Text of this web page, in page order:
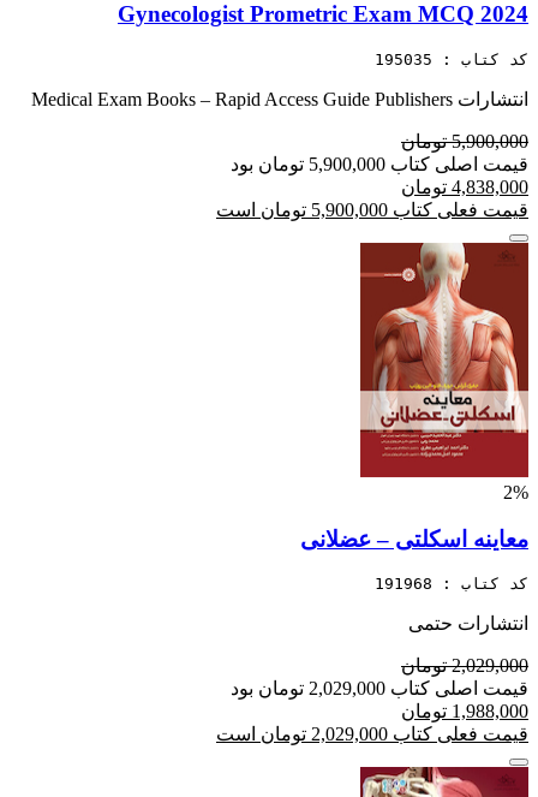
Gynecologist Prometric Exam MCQ 2024
کد کتاب : 195035
انتشارات Medical Exam Books – Rapid Access Guide Publishers
5,900,000 تومان
قیمت اصلی کتاب 5,900,000 تومان بود
4,838,000 تومان
قیمت فعلی کتاب 5,900,000 تومان است
2%
معاینه اسکلتی – عضلانی
کد کتاب : 191968
انتشارات حتمی
2,029,000 تومان
قیمت اصلی کتاب 2,029,000 تومان بود
1,988,000 تومان
قیمت فعلی کتاب 2,029,000 تومان است